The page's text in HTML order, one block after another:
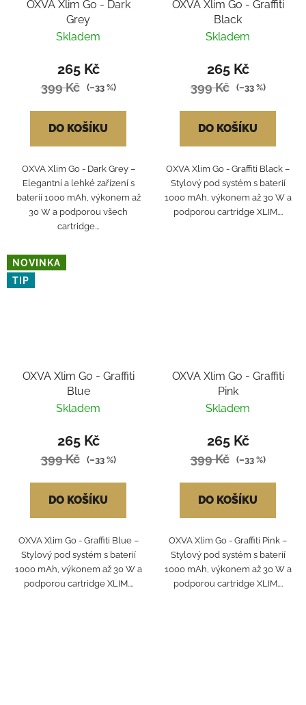
OXVA Xlim Go - Dark
Grey
Skladem
265 Kč
399 Kč (–33 %)
DO KOŠÍKU
OXVA Xlim Go - Dark Grey –
Elegantní a lehké zařízení s
baterií 1000 mAh, výkonem až
30 W a podporou všech
cartridge...
OXVA Xlim Go - Graffiti
Black
Skladem
265 Kč
399 Kč (–33 %)
DO KOŠÍKU
OXVA Xlim Go - Graffiti Black –
Stylový pod systém s baterií
1000 mAh, výkonem až 30 W a
podporou cartridge XLIM....
NOVINKA
TIP
OXVA Xlim Go - Graffiti
Blue
Skladem
265 Kč
399 Kč (–33 %)
DO KOŠÍKU
OXVA Xlim Go - Graffiti Blue –
Stylový pod systém s baterií
1000 mAh, výkonem až 30 W a
podporou cartridge XLIM....
OXVA Xlim Go - Graffiti
Pink
Skladem
265 Kč
399 Kč (–33 %)
DO KOŠÍKU
OXVA Xlim Go - Graffiti Pink –
Stylový pod systém s baterií
1000 mAh, výkonem až 30 W a
podporou cartridge XLIM....